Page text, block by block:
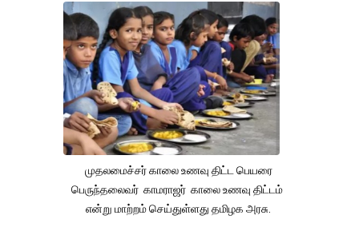
முதலமைச்சர் காலை உணவு திட்ட பெயரை
பெருந்தலைவர் காமராஜர் காலை உணவு திட்டம்
என்று மாற்றம் செய்துள்ளது தமிழக அரசு.